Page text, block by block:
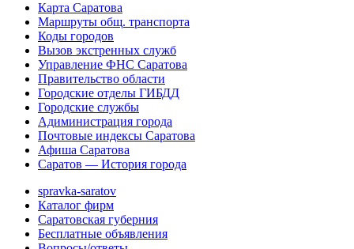
Карта Саратова
Маршруты общ. транспорта
Коды городов
Вызов экстренных служб
Управление ФНС Саратова
Правительство области
Городские отделы ГИБДД
Городские службы
Адиминистрация города
Почтовые индексы Саратова
Афиша Саратова
Саратов — История города
spravka-saratov
Каталог фирм
Саратовская губерния
Бесплатные объявления